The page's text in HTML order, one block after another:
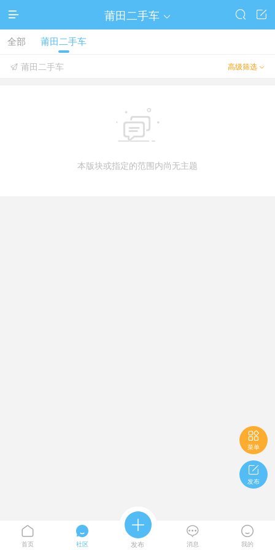
 莆田二手车  

全部 莆田二手车
高级筛选 
 莆田二手车

本版块或指定的范围内尚无主题

菜单

发布

首页

社区

发布

消息

我的